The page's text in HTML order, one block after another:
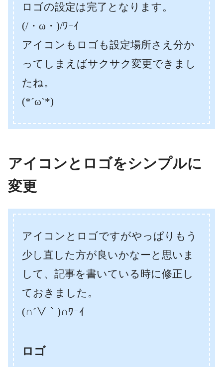
ロゴの設定は完了となります。
(/・ω・)/ﾜｰｲ
アイコンもロゴも設定場所さえ分か
ってしまえばサクサク変更できまし
たね。
(*´ω`*)
アイコンとロゴをシンプルに
変更
アイコンとロゴですがやっぱりもう
少し直した方が良いかなーと思いま
して、記事を書いている時に修正し
ておきました。
(∩´∀｀)∩ﾜｰｲ
ロゴ